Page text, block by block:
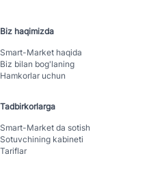
Biz haqimizda
Smart-Mаrket haqida
Biz bilan bog'laning
Hamkorlar uchun
Tadbirkorlarga
Smart-Mаrket da sotish
Sotuvchining kabineti
Tariflar